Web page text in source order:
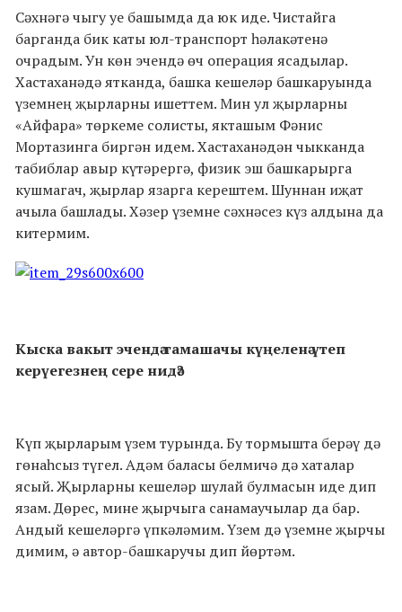
Сәхнәгә чыгу уе башымда да юк иде. Чистайга
барганда бик каты юл-транспорт һәлакәтенә
очрадым. Ун көн эчендә өч операция ясадылар.
Хастаханәдә ятканда, башка кешеләр башкаруында
үземнең җырларны ишеттем. Мин ул җырларны
«Айфара» төркеме солисты, якташым Фәнис
Мортазинга биргән идем. Хастаханәдән чыкканда
табиблар авыр күтәрергә, физик эш башкарырга
кушмагач, җырлар язарга керештем. Шуннан иҗат
ачыла башлады. Хәзер үземне сәхнәсез күз алдына да
китермим.
Кыска вакыт эчендә тамашачы күңеленә үтеп
керүегезнең сере нидә?
Күп җырларым үзем турында. Бу тормышта берәү дә
гөнаһсыз түгел. Адәм баласы белмичә дә хаталар
ясый. Җырларны кешеләр шулай булмасын иде дип
язам. Дөрес, мине җырчыга санамаучылар да бар.
Андый кешеләргә үпкәләмим. Үзем дә үземне җырчы
димим, ә автор-башкаручы дип йөртәм.